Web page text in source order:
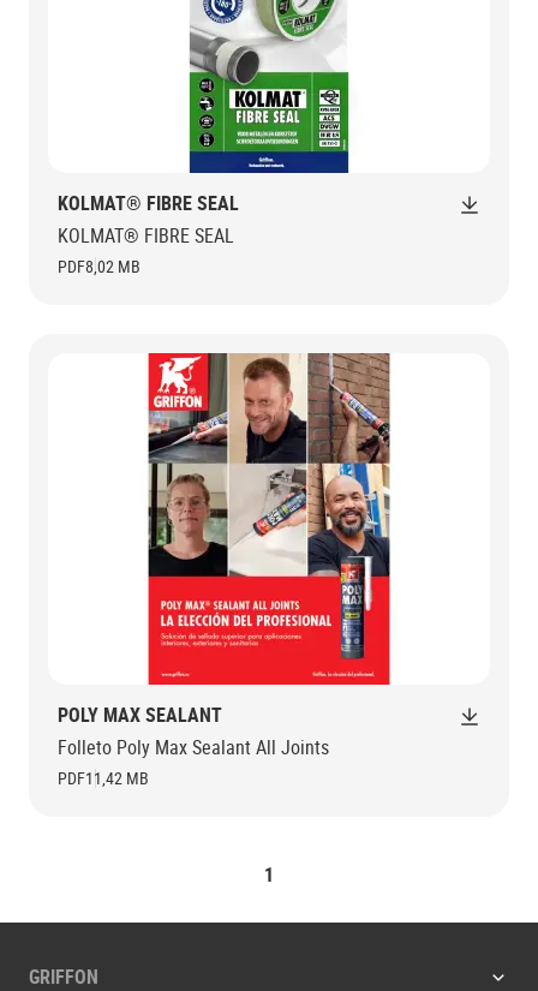
KOLMAT® FIBRE SEAL
KOLMAT® FIBRE SEAL
PDF8,02 MB
POLY MAX SEALANT
Folleto Poly Max Sealant All Joints
PDF11,42 MB
1
GRIFFON